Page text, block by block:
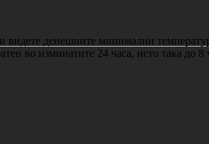
видете денешните минимални
во изминатите 24 часа, исто така